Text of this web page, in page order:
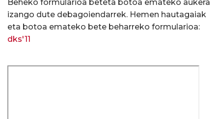
Beheko formularioa beteta botoa emateko aukera
izango dute debagoiendarrek. Hemen hautagaiak
eta botoa emateko bete beharreko formularioa:
dks'11